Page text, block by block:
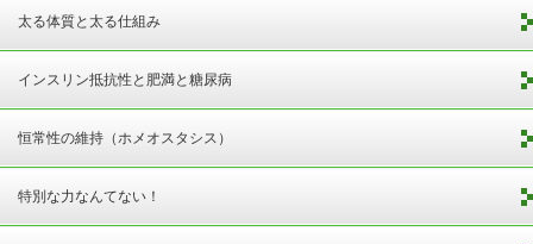
太る体質と太る仕組み
インスリン抵抗性と肥満と糖尿病
恒常性の維持（ホメオスタシス）
特別な力なんてない！